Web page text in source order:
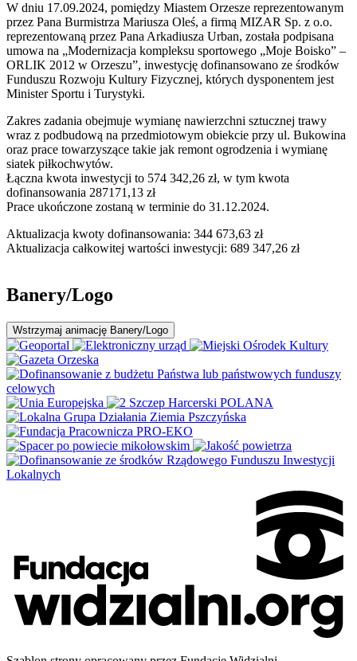
W dniu 17.09.2024, pomiędzy Miastem Orzesze reprezentowanym
przez Pana Burmistrza Mariusza Oleś, a firmą MIZAR Sp. z o.o.
reprezentowaną przez Pana Arkadiusza Urban, została podpisana
umowa na „Modernizacja kompleksu sportowego „Moje Boisko” –
ORLIK 2012 w Orzeszu”, inwestycję dofinansowano ze środków
Funduszu Rozwoju Kultury Fizycznej, których dysponentem jest
Minister Sportu i Turystyki.
Zakres zadania obejmuje wymianę nawierzchni sztucznej trawy
wraz z podbudową na przedmiotowym obiekcie przy ul. Bukowina
oraz prace towarzyszące takie jak remont ogrodzenia i wymianę
siatek piłkochwytów.
Łączna kwota inwestycji to 574 342,26 zł, w tym kwota
dofinansowania 287171,13 zł
Prace ukończone zostaną w terminie do 31.12.2024.
Aktualizacja kwoty dofinansowania: 344 673,63 zł
Aktualizacja całkowitej wartości inwestycji: 689 347,26 zł
Banery/Logo
Wstrzymaj animację Banery/Logo